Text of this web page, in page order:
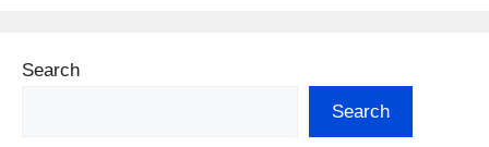
Search
Search